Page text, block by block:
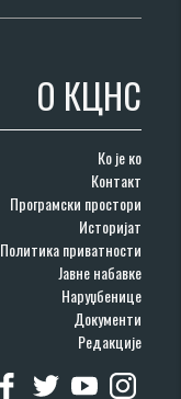
О КЦНС
Ко је ко
Контакт
Програмски простори
Историјат
Политика приватности
Јавне набавке
Наруџбенице
Документи
Редакције